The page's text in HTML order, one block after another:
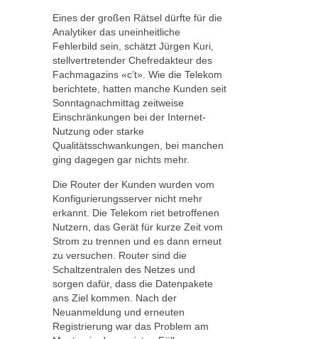
Eines der großen Rätsel dürfte für die
Analytiker das uneinheitliche
Fehlerbild sein, schätzt Jürgen Kuri,
stellvertretender Chefredakteur des
Fachmagazins «c’t». Wie die Telekom
berichtete, hatten manche Kunden seit
Sonntagnachmittag zeitweise
Einschränkungen bei der Internet-
Nutzung oder starke
Qualitätsschwankungen, bei manchen
ging dagegen gar nichts mehr.
Die Router der Kunden wurden vom
Konfigurierungsserver nicht mehr
erkannt. Die Telekom riet betroffenen
Nutzern, das Gerät für kurze Zeit vom
Strom zu trennen und es dann erneut
zu versuchen. Router sind die
Schaltzentralen des Netzes und
sorgen dafür, dass die Datenpakete
ans Ziel kommen. Nach der
Neuanmeldung und erneuten
Registrierung war das Problem am